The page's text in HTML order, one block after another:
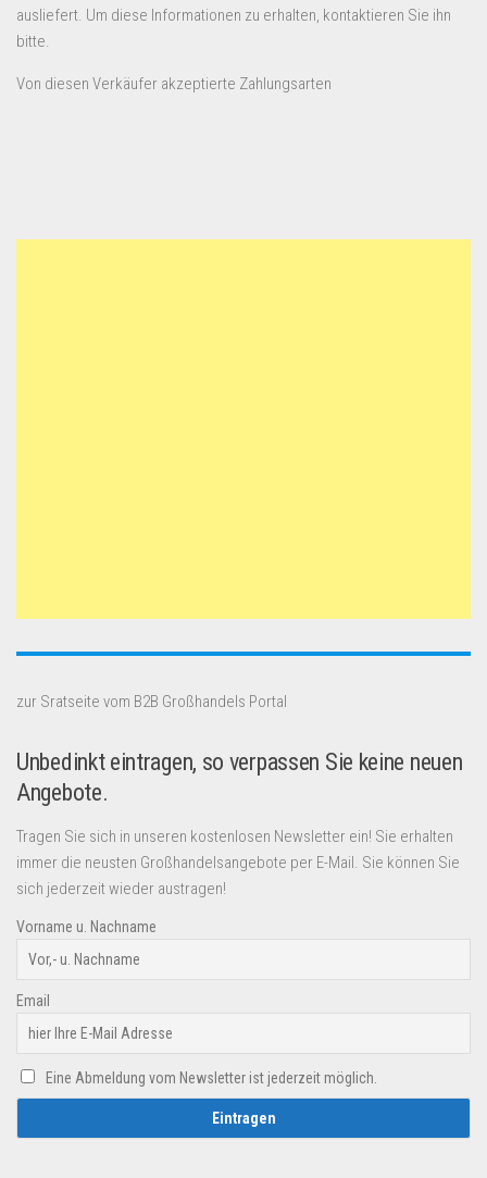
ausliefert. Um diese Informationen zu erhalten, kontaktieren Sie ihn
bitte.
Von diesen Verkäufer akzeptierte Zahlungsarten
zur Sratseite vom B2B Großhandels Portal
Unbedinkt eintragen, so verpassen Sie keine neuen
Angebote.
Tragen Sie sich in unseren kostenlosen Newsletter ein! Sie erhalten
immer die neusten Großhandelsangebote per E-Mail. Sie können Sie
sich jederzeit wieder austragen!
Vorname u. Nachname
Email
Eine Abmeldung vom Newsletter ist jederzeit möglich.